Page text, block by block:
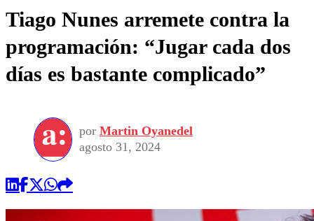
Tiago Nunes arremete contra la
programación: “Jugar cada dos
días es bastante complicado”
por Martin Oyanedel
agosto 31, 2024